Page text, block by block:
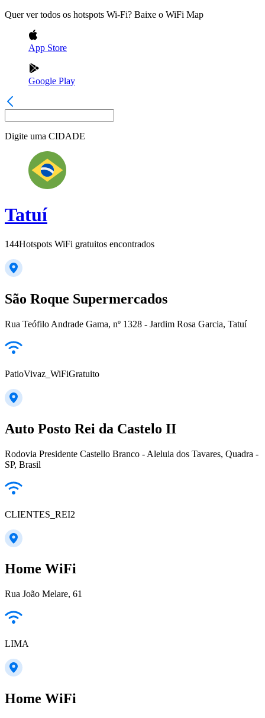
Quer ver todos os hotspots Wi-Fi? Baixe o WiFi Map
App Store
Google Play
Digite uma CIDADE
Tatuí
144Hotspots WiFi gratuitos encontrados
São Roque Supermercados
Rua Teófilo Andrade Gama, nº 1328 - Jardim Rosa Garcia, Tatuí
PatioVivaz_WiFiGratuito
Auto Posto Rei da Castelo II
Rodovia Presidente Castello Branco - Aleluia dos Tavares, Quadra -
SP, Brasil
CLIENTES_REI2
Home WiFi
Rua João Melare, 61
LIMA
Home WiFi